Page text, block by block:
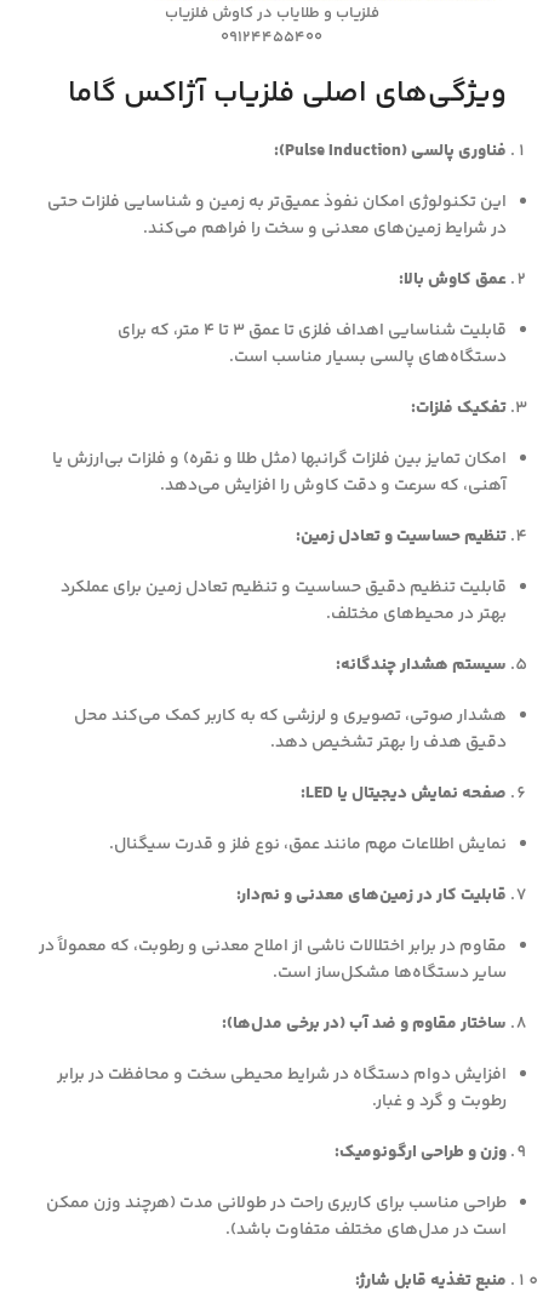
فلزیاب و طلایاب در کاوش فلزیاب
09124455400
ویژگی‌های اصلی فلزیاب آژاکس گاما
فناوری پالسی (Pulse Induction):
این تکنولوژی امکان نفوذ عمیق‌تر به زمین و شناسایی فلزات حتی
در شرایط زمین‌های معدنی و سخت را فراهم می‌کند.
عمق کاوش بالا:
قابلیت شناسایی اهداف فلزی تا عمق 3 تا 4 متر، که برای
دستگاه‌های پالسی بسیار مناسب است.
تفکیک فلزات:
امکان تمایز بین فلزات گرانبها (مثل طلا و نقره) و فلزات بی‌ارزش یا
آهنی، که سرعت و دقت کاوش را افزایش می‌دهد.
تنظیم حساسیت و تعادل زمین:
قابلیت تنظیم دقیق حساسیت و تنظیم تعادل زمین برای عملکرد
بهتر در محیط‌های مختلف.
سیستم هشدار چندگانه:
هشدار صوتی، تصویری و لرزشی که به کاربر کمک می‌کند محل
دقیق هدف را بهتر تشخیص دهد.
صفحه نمایش دیجیتال یا LED:
نمایش اطلاعات مهم مانند عمق، نوع فلز و قدرت سیگنال.
قابلیت کار در زمین‌های معدنی و نم‌دار:
مقاوم در برابر اختلالات ناشی از املاح معدنی و رطوبت، که معمولاً در
سایر دستگاه‌ها مشکل‌ساز است.
ساختار مقاوم و ضد آب (در برخی مدل‌ها):
افزایش دوام دستگاه در شرایط محیطی سخت و محافظت در برابر
رطوبت و گرد و غبار.
وزن و طراحی ارگونومیک:
طراحی مناسب برای کاربری راحت در طولانی مدت (هرچند وزن ممکن
است در مدل‌های مختلف متفاوت باشد).
منبع تغذیه قابل شارژ: